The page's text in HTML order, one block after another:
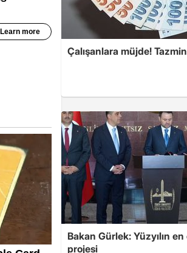
Çalışanlara müjde!
Bakan Gürlek: Yüzyılın
projesi